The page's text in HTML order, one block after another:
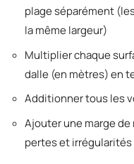
plage séparément
la même largeur)
Multiplier chaque
dalle (en mètres) en
Additionner tous les
Ajouter une marge
pertes et irrégularités